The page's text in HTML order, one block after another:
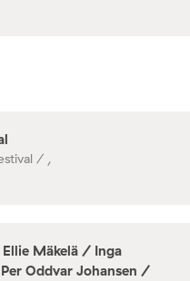
/ ,
Mäkelä / Inga
Oddvar Johansen /